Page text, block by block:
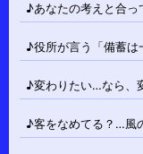
♪あなたの考えと合
♪役所が言う「備蓄は
♪変わりたい…なら、
♪客をなめてる？…風